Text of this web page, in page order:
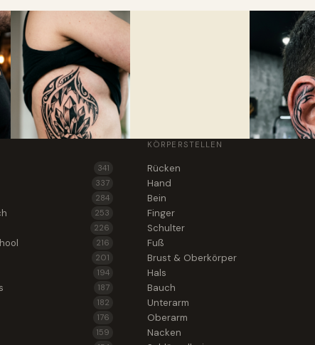
341
337
284
253
226
216
201
194
187
182
176
159
KÖRPERSTELLEN
Rücken
Hand
Bein
Finger
Schulter
Fuß
Brust & Oberkörper
Hals
Bauch
Unterarm
Oberarm
Nacken